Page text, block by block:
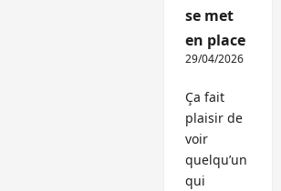
se met
en place
29/04/2026
Ça fait
plaisir de
voir
quelqu’un
qui